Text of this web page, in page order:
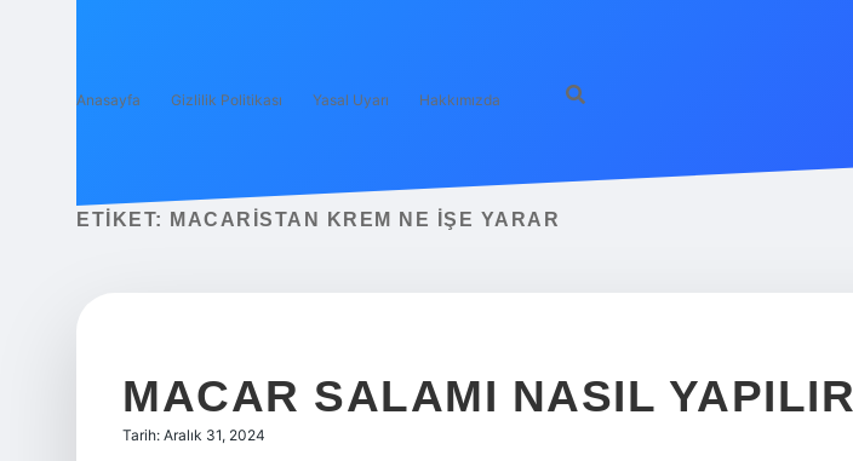
Anasayfa Gizlilik Politikası Yasal Uyarı Hakkımızda
ETIKET: MACARISTAN KREM NE IŞE YARAR
MACAR SALAMI NASIL YAPILIR
Tarih: Aralık 31, 2024